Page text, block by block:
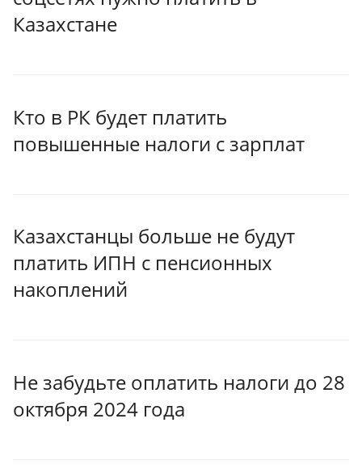
Казахстане
Кто в РК будет платить
повышенные налоги с зарплат
Казахстанцы больше не будут
платить ИПН с пенсионных
накоплений
Не забудьте оплатить налоги до 28
октября 2024 года